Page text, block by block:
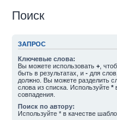
Поиск
ЗАПРОС
Ключевые слова:
Вы можете использовать + ,
быть в результатах, и - для
должно. Вы можете разделить
слова из списка. Используйте *
совпадения.
Поиск по автору:
Используйте * в качестве